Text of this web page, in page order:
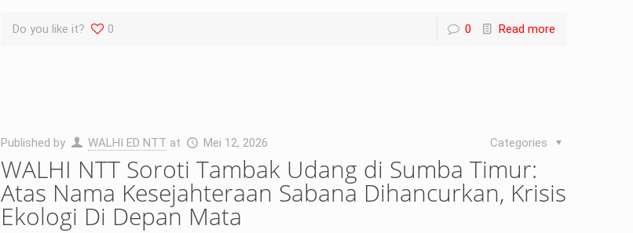
Do you like it? 0 0 Read more
Published by WALHI ED NTT at Mei 12, 2026 Categories
WALHI NTT Soroti Tambak Udang di Sumba Timur:
Atas Nama Kesejahteraan Sabana Dihancurkan, Krisis
Ekologi Di Depan Mata